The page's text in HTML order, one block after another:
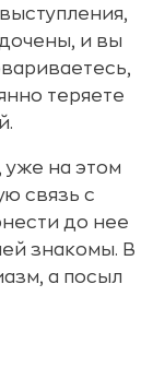
и вы
теряете
уже на этом
связь с
до нее
знакомы. В
а посыл